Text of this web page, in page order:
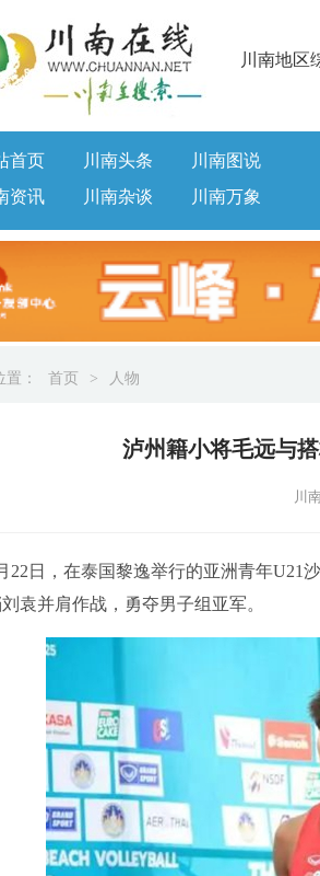
川南地区
首页 川南头条
川南图说
资讯
川南杂谈 川南万象
置： 首页 > 人物
泸州籍小将毛远与
川
日，在泰国黎逸举行的亚洲青年U21沙
袁并肩作战，勇夺男子组亚军。